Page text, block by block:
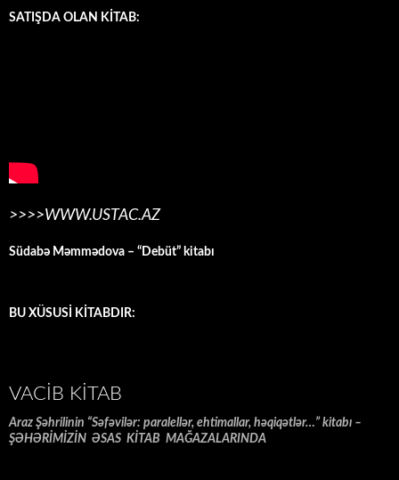
SATIŞDA OLAN KİTAB:
>>>>WWW.USTAC.AZ
Südabə Məmmədova – “Debüt” kitabı
BU XÜSUSİ KİTABDIR:
VACIB KITAB
Araz Şəhrilinin “Səfəvilər: paralellər, ehtimallar, həqiqətlər…” kitabı –
ŞƏHƏRİMİZİN ƏSAS KİTAB MAĞAZALARINDA